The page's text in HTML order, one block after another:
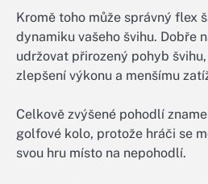
Kromě toho může správný flex
dynamiku vašeho švihu. Dobře
udržovat přirozený pohyb
zlepšení výkonu a menšímu
Celkově zvýšené pohodlí
golfové kolo, protože hráči se
svou hru místo na nepohodlí.